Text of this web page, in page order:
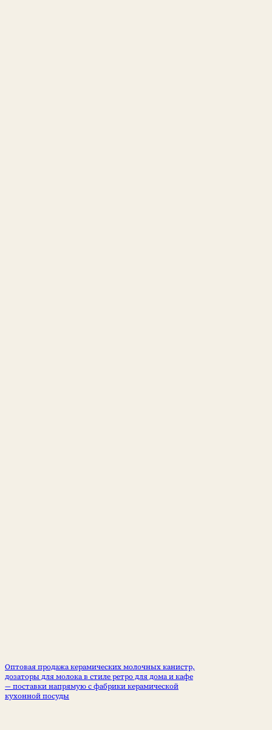
Оптовая продажа керамических молочных канистр,
дозаторы для молока в стиле ретро для дома и кафе
— поставки напрямую с фабрики керамической
кухонной посуды